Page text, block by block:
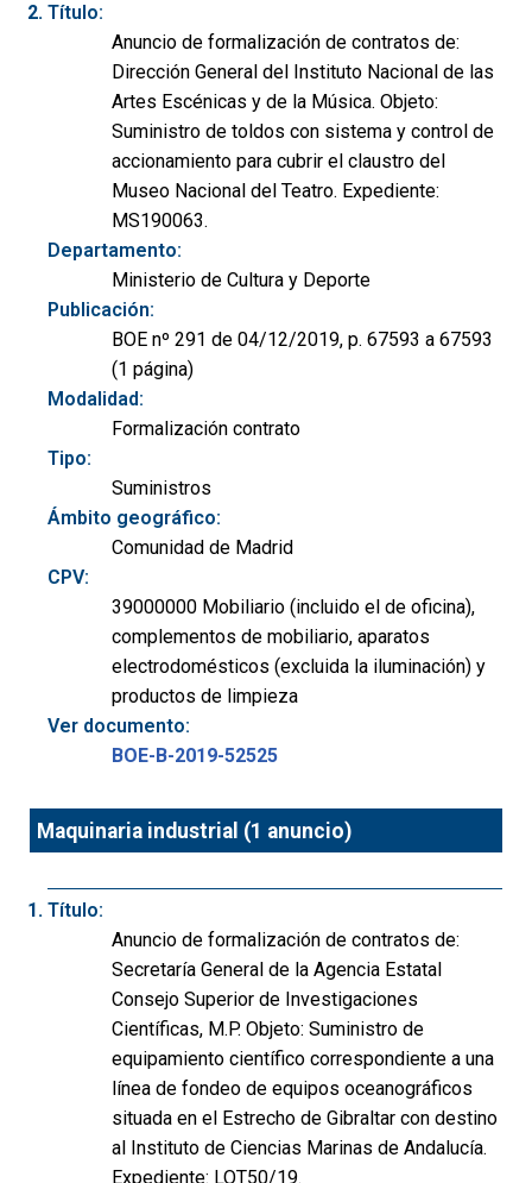
Título:
Anuncio de formalización de contratos de:
Dirección General del Instituto Nacional de las
Artes Escénicas y de la Música. Objeto:
Suministro de toldos con sistema y control de
accionamiento para cubrir el claustro del
Museo Nacional del Teatro. Expediente:
MS190063.
Departamento:
Ministerio de Cultura y Deporte
Publicación:
BOE nº 291 de 04/12/2019, p. 67593 a 67593
(1 página)
Modalidad:
Formalización contrato
Tipo:
Suministros
Ámbito geográfico:
Comunidad de Madrid
CPV:
39000000 Mobiliario (incluido el de oficina),
complementos de mobiliario, aparatos
electrodomésticos (excluida la iluminación) y
productos de limpieza
Ver documento:
BOE-B-2019-52525
Maquinaria industrial (1 anuncio)
Título:
Anuncio de formalización de contratos de:
Secretaría General de la Agencia Estatal
Consejo Superior de Investigaciones
Científicas, M.P. Objeto: Suministro de
equipamiento científico correspondiente a una
línea de fondeo de equipos oceanográficos
situada en el Estrecho de Gibraltar con destino
al Instituto de Ciencias Marinas de Andalucía.
Expediente: LOT50/19.